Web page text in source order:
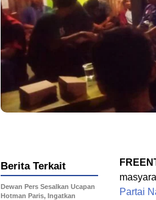
Partai
Berita Terkait
Dewan Pers Sesalkan Ucapan
Hotman Paris, Ingatkan